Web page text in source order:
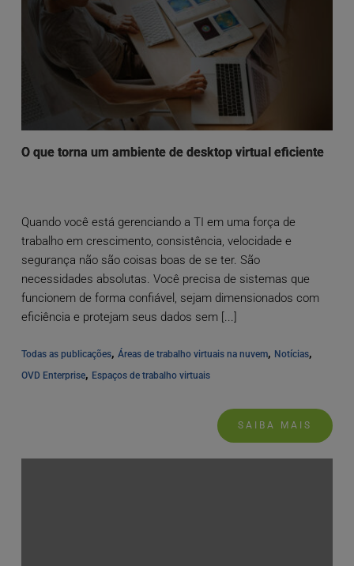
O que torna um ambiente de desktop virtual eficiente
Quando você está gerenciando a TI em uma força de
trabalho em crescimento, consistência, velocidade e
segurança não são coisas boas de se ter. São
necessidades absolutas. Você precisa de sistemas que
funcionem de forma confiável, sejam dimensionados com
eficiência e protejam seus dados sem [...]
Todas as publicações, Áreas de trabalho virtuais na nuvem, Notícias
OVD Enterprise, Espaços de trabalho virtuais
SAIBA MAIS